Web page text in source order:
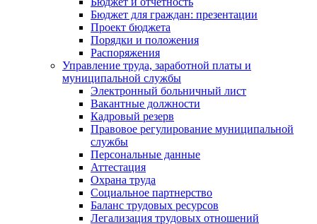
Бюджет для граждан: презентации
Проект бюджета
Порядки и положения
Распоряжения
Управление труда, заработной платы и
муниципальной службы
Электронный больничный лист
Вакантные должности
Кадровый резерв
Правовое регулирование муниципальной
службы
Персональные данные
Аттестация
Охрана труда
Социальное партнерство
Баланс трудовых ресурсов
Легализация трудовых отношений